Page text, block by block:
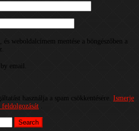
weboldalcímem mentése a böngészőben a
email.
használja a spam csökkentésére. Ismerje
feldolgozását